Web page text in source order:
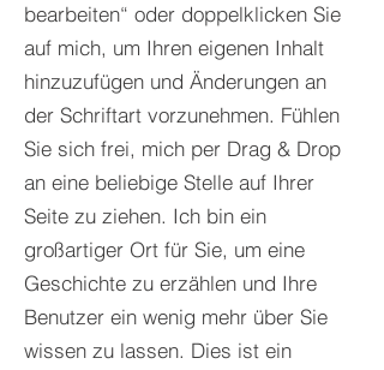
bearbeiten“ oder doppelklicken Sie
auf mich, um Ihren eigenen Inhalt
hinzuzufügen und Änderungen an
der Schriftart vorzunehmen. Fühlen
Sie sich frei, mich per Drag & Drop
an eine beliebige Stelle auf Ihrer
Seite zu ziehen. Ich bin ein
großartiger Ort für Sie, um eine
Geschichte zu erzählen und Ihre
Benutzer ein wenig mehr über Sie
wissen zu lassen.​ Dies ist ein